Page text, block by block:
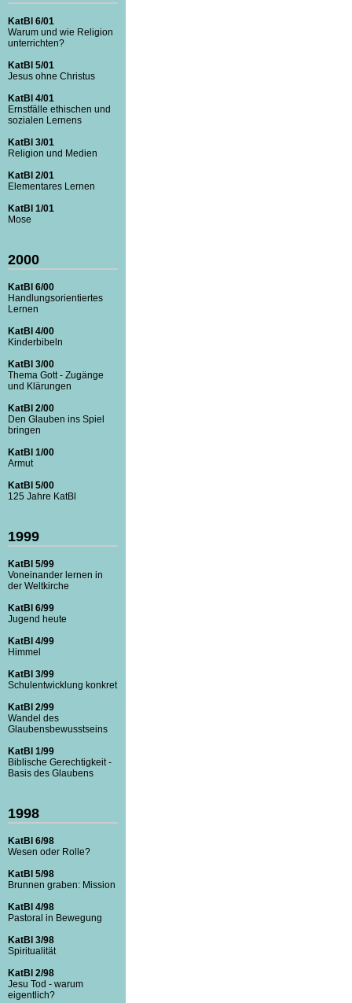
KatBl 6/01
Warum und wie Religion
unterrichten?
KatBl 5/01
Jesus ohne Christus
KatBl 4/01
Ernstfälle ethischen und
sozialen Lernens
KatBl 3/01
Religion und Medien
KatBl 2/01
Elementares Lernen
KatBl 1/01
Mose
2000
KatBl 6/00
Handlungsorientiertes
Lernen
KatBl 4/00
Kinderbibeln
KatBl 3/00
Thema Gott - Zugänge
und Klärungen
KatBl 2/00
Den Glauben ins Spiel
bringen
KatBl 1/00
Armut
KatBl 5/00
125 Jahre KatBl
1999
KatBl 5/99
Voneinander lernen in
der Weltkirche
KatBl 6/99
Jugend heute
KatBl 4/99
Himmel
KatBl 3/99
Schulentwicklung konkret
KatBl 2/99
Wandel des
Glaubensbewusstseins
KatBl 1/99
Biblische Gerechtigkeit -
Basis des Glaubens
1998
KatBl 6/98
Wesen oder Rolle?
KatBl 5/98
Brunnen graben: Mission
KatBl 4/98
Pastoral in Bewegung
KatBl 3/98
Spiritualität
KatBl 2/98
Jesu Tod - warum
eigentlich?